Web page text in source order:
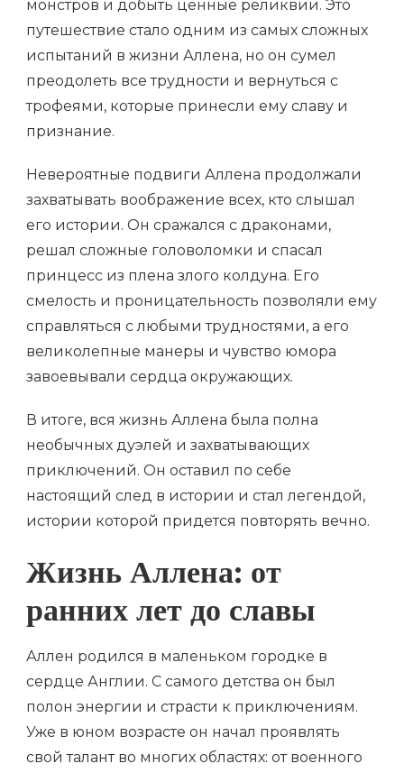
монстров и добыть ценные реликвии. Это
путешествие стало одним из самых сложных
испытаний в жизни Аллена, но он сумел
преодолеть все трудности и вернуться с
трофеями, которые принесли ему славу и
признание.
Невероятные подвиги Аллена продолжали
захватывать воображение всех, кто слышал
его истории. Он сражался с драконами,
решал сложные головоломки и спасал
принцесс из плена злого колдуна. Его
смелость и проницательность позволяли ему
справляться с любыми трудностями, а его
великолепные манеры и чувство юмора
завоевывали сердца окружающих.
В итоге, вся жизнь Аллена была полна
необычных дуэлей и захватывающих
приключений. Он оставил по себе
настоящий след в истории и стал легендой,
истории которой придется повторять вечно.
Жизнь Аллена: от
ранних лет до славы
Аллен родился в маленьком городке в
сердце Англии. С самого детства он был
полон энергии и страсти к приключениям.
Уже в юном возрасте он начал проявлять
свой талант во многих областях: от военного